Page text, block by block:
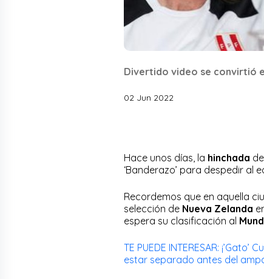
Divertido video se convirtió
02 Jun 2022
Hace unos días, la hinchada
‘Banderazo’ para despedir al
Recordemos que en aquella
selección de Nueva Zelanda
espera su clasificación al
TE PUEDE INTERESAR:
estar separado antes del